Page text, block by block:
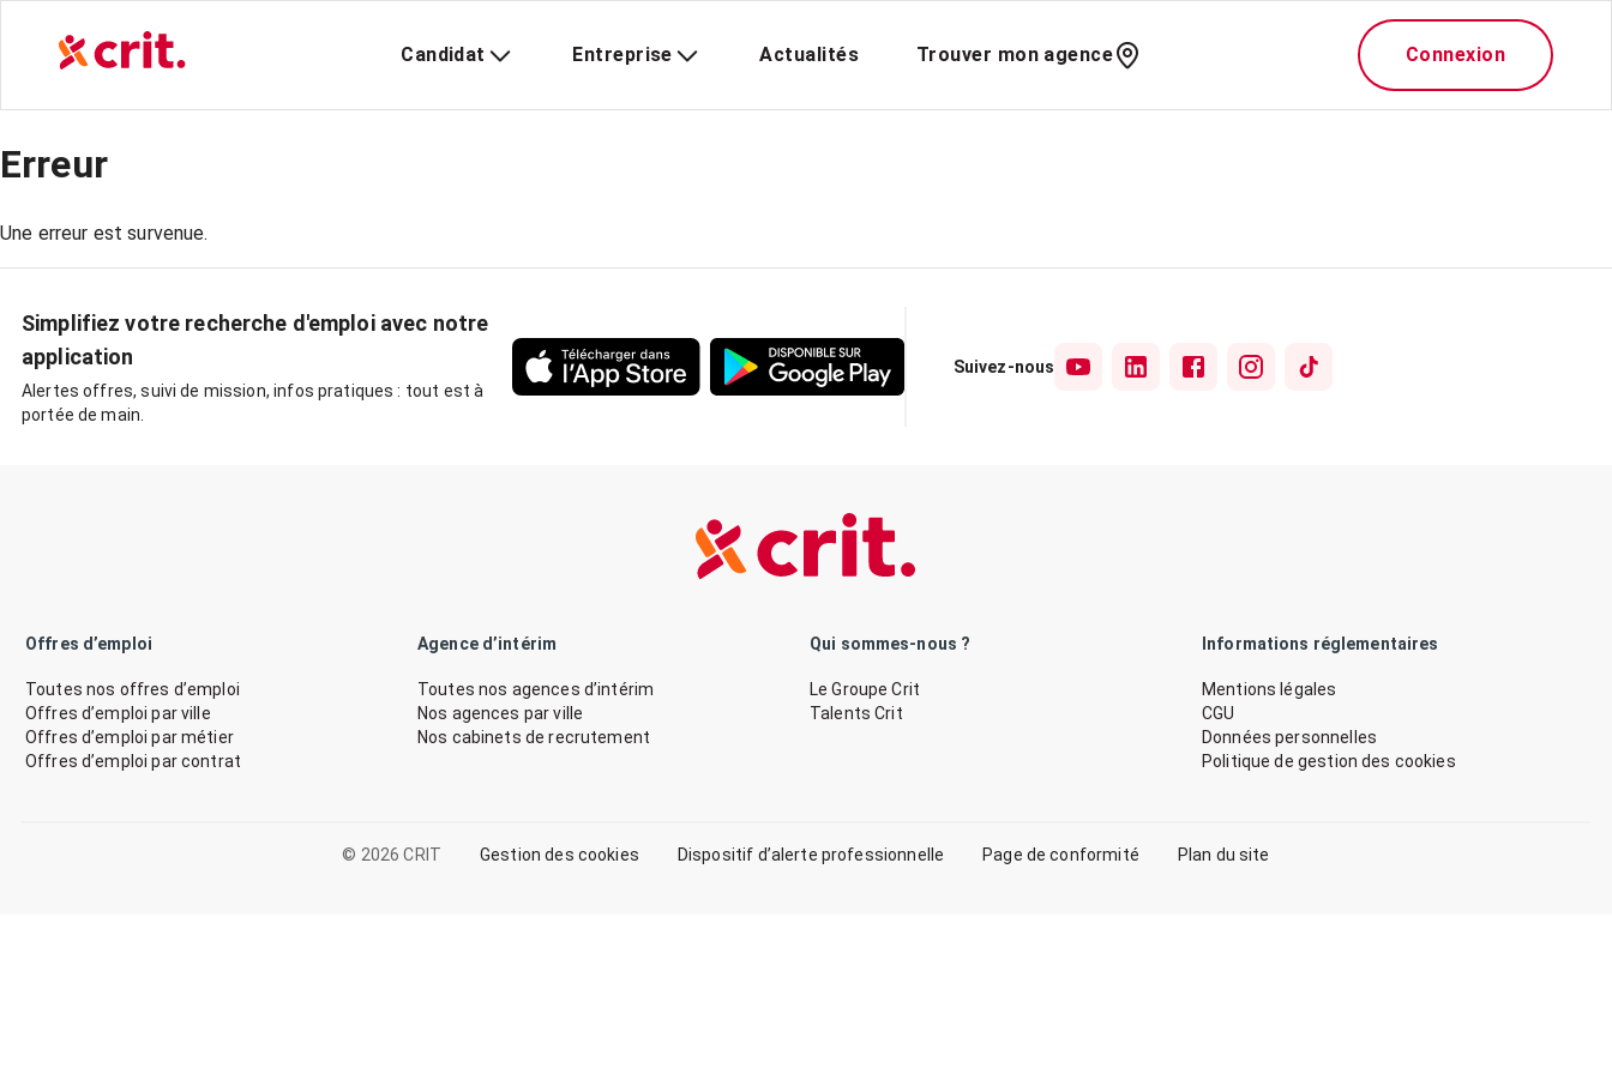
Candidat Entreprise Actualités Trouver mon agence Connexion
Erreur
Une erreur est survenue.
Simplifiez votre recherche d'emploi avec notre
application
Alertes offres, suivi de mission, infos pratiques : tout est à
portée de main.
Suivez-nous
Offres d’emploi
Toutes nos offres d’emploi
Offres d’emploi par ville
Offres d’emploi par métier
Offres d’emploi par contrat
Agence d’intérim
Toutes nos agences d’intérim
Nos agences par ville
Nos cabinets de recrutement
Qui sommes-nous ?
Le Groupe Crit
Talents Crit
Informations réglementaires
Mentions légales
CGU
Données personnelles
Politique de gestion des cookies
© 2026 CRIT Gestion des cookies Dispositif d’alerte professionnelle Page de conformité Plan du site